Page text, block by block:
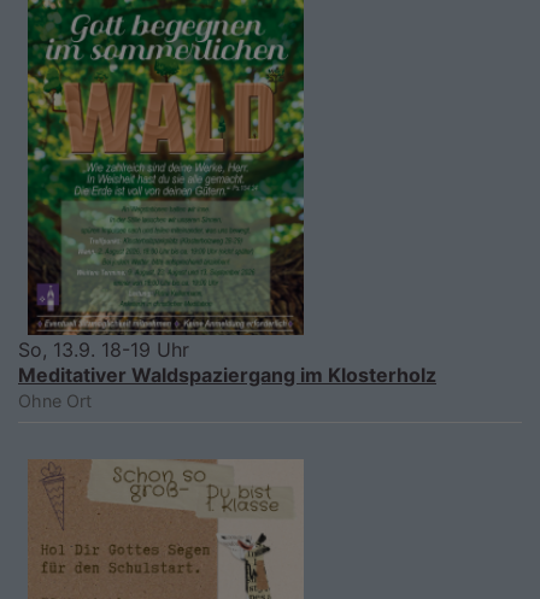
So, 13.9. 18-19 Uhr
Meditativer Waldspaziergang im Klosterholz
Ohne Ort